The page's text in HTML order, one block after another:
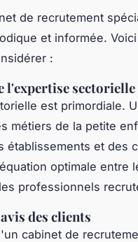
de recrutement
et informée.
:
l'expertise sectorielle
est primordiale.
métiers de la petite
établissements et des
optimale entre
professionnels
des clients
cabinet de